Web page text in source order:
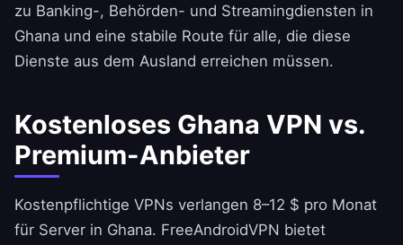
zu Banking-, Behörden- und Streamingdiensten in
Ghana und eine stabile Route für alle, die diese
Dienste aus dem Ausland erreichen müssen.
Kostenloses Ghana VPN vs.
Premium-Anbieter
Kostenpflichtige VPNs verlangen 8–12 $ pro Monat
für Server in Ghana. FreeAndroidVPN bietet